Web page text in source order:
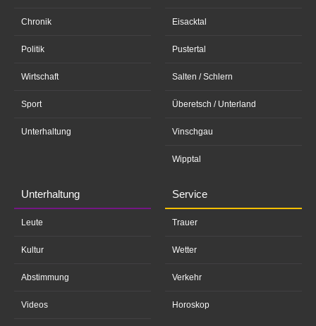
Chronik
Politik
Wirtschaft
Sport
Unterhaltung
Eisacktal
Pustertal
Salten / Schlern
Überetsch / Unterland
Vinschgau
Wipptal
Unterhaltung
Leute
Kultur
Abstimmung
Videos
Service
Trauer
Wetter
Verkehr
Horoskop